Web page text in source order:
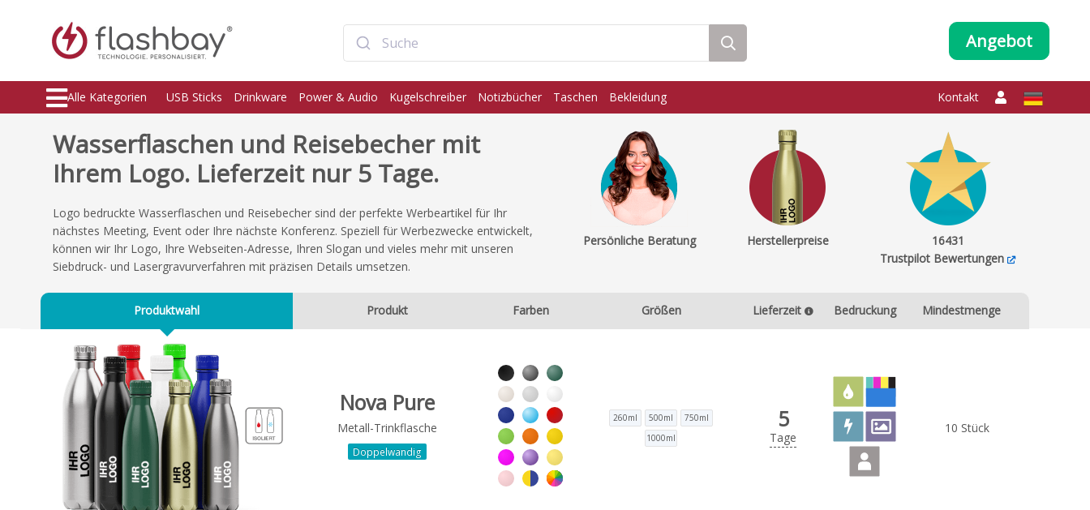
Angebot
Alle Kategorien USB Sticks Drinkware Power & Audio Kugelschreiber Notizbücher Taschen Bekleidung Kontakt
Wasserflaschen und Reisebecher mit
Ihrem Logo. Lieferzeit nur 5 Tage.
Logo bedruckte Wasserflaschen und Reisebecher sind der perfekte Werbeartikel für Ihr
nächstes Meeting, Event oder Ihre nächste Konferenz. Speziell für Werbezwecke entwickelt,
können wir Ihr Logo, Ihre Webseiten-Adresse, Ihren Slogan und vieles mehr mit unseren
Siebdruck- und Lasergravurverfahren mit präzisen Details umsetzen.
Persönliche Beratung Herstellerpreise
16431
Trustpilot Bewertungen
Produktwahl Produkt Farben Größen Lieferzeit Bedruckung Mindestmenge
Nova Pure
Metall-Trinkflasche
Doppelwandig
260ml 500ml
750ml
1000ml
5
Tage
10 Stück